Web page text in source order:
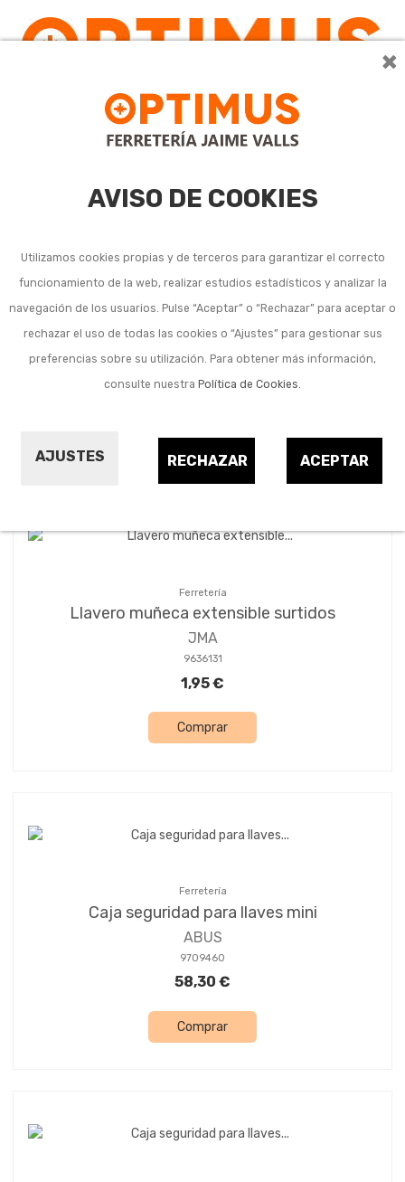
×
AVISO DE COOKIES
Utilizamos cookies propias y de terceros para garantizar el correcto
funcionamiento de la web, realizar estudios estadísticos y analizar la
navegación de los usuarios. Pulse “Aceptar” o “Rechazar” para aceptar o
rechazar el uso de todas las cookies o “Ajustes” para gestionar sus
preferencias sobre su utilización. Para obtener más información,
consulte nuestra Política de Cookies.
AJUSTES ACEPTAR
RECHAZAR
Armario para llaves y
llaveros
Ordenar por: 24
Ferretería
Llavero muñeca extensible surtidos
JMA
9636131
1,95 €
Comprar
Ferretería
Caja seguridad para llaves mini
ABUS
9709460
58,30 €
Comprar